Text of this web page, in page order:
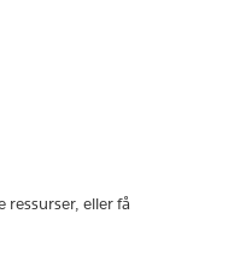
ressurser, eller få